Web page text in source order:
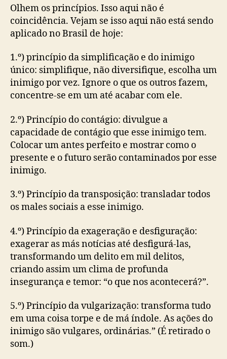
Olhem os princípios. Isso aqui não é
coincidência. Vejam se isso aqui não está sendo
aplicado no Brasil de hoje:
1.º) princípio da simplificação e do inimigo
único: simplifique, não diversifique, escolha um
inimigo por vez. Ignore o que os outros fazem,
concentre-se em um até acabar com ele.
2.º) Princípio do contágio: divulgue a
capacidade de contágio que esse inimigo tem.
Colocar um antes perfeito e mostrar como o
presente e o futuro serão contaminados por esse
inimigo.
3.º) Princípio da transposição: transladar todos
os males sociais a esse inimigo.
4.º) Princípio da exageração e desfiguração:
exagerar as más notícias até desfigurá-las,
transformando um delito em mil delitos,
criando assim um clima de profunda
insegurança e temor: “o que nos acontecerá?”.
5.º) Princípio da vulgarização: transforma tudo
em uma coisa torpe e de má índole. As ações do
inimigo são vulgares, ordinárias.” (É retirado o
som.)